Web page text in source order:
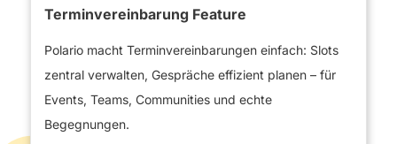
Terminvereinbarung Feature
Polario macht Terminvereinbarungen einfach: Slots
zentral verwalten, Gespräche effizient planen – für
Events, Teams, Communities und echte
Begegnungen.